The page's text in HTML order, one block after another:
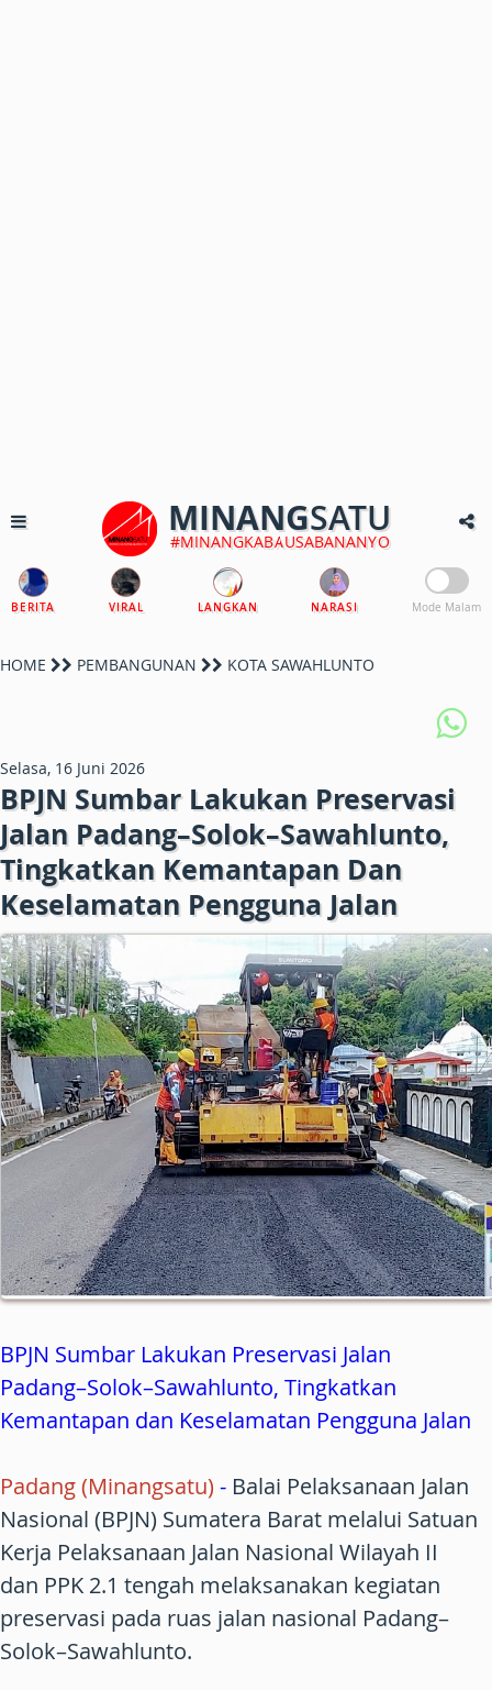
MINANGSATU
#MINANGKABAUSABANANYO
BERITA VIRAL LANGKAN NARASI Mode Malam
HOME PEMBANGUNAN KOTA SAWAHLUNTO
Selasa, 16 Juni 2026
BPJN Sumbar Lakukan Preservasi
Jalan Padang–Solok–Sawahlunto,
Tingkatkan Kemantapan Dan
Keselamatan Pengguna Jalan
BPJN Sumbar Lakukan Preservasi Jalan
Padang–Solok–Sawahlunto, Tingkatkan
Kemantapan dan Keselamatan Pengguna Jalan
Padang (Minangsatu) - Balai Pelaksanaan Jalan
Nasional (BPJN) Sumatera Barat melalui Satuan
Kerja Pelaksanaan Jalan Nasional Wilayah II
dan PPK 2.1 tengah melaksanakan kegiatan
preservasi pada ruas jalan nasional Padang–
Solok–Sawahlunto.